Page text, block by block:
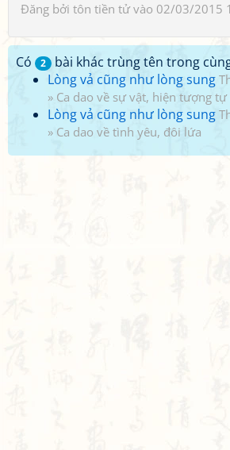
Đăng bởi tôn tiền tửvào 02/03/2015
Có 2
bài khác trùng tên trong
Lòng vả cũng như lòng sung
» Ca dao về sự vật, hiện tượng tự
Lòng vả cũng như lòng sung
» Ca dao về tình yêu, đôi lứa